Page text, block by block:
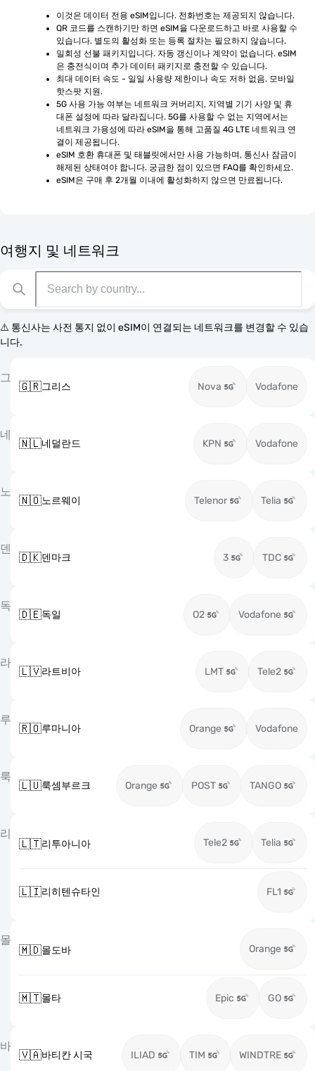
이것은 데이터 전용 eSIM입니다. 전화번호는 제공되지 않습니다.
QR 코드를 스캔하기만 하면 eSIM을 다운로드하고 바로 사용할 수
있습니다. 별도의 활성화 또는 등록 절차는 필요하지 않습니다.
일회성 선불 패키지입니다. 자동 갱신이나 계약이 없습니다. eSIM
은 충전식이며 추가 데이터 패키지로 충전할 수 있습니다.
최대 데이터 속도 - 일일 사용량 제한이나 속도 저하 없음. 모바일
핫스팟 지원.
5G 사용 가능 여부는 네트워크 커버리지, 지역별 기기 사양 및 휴
대폰 설정에 따라 달라집니다. 5G를 사용할 수 없는 지역에서는
네트워크 가용성에 따라 eSIM을 통해 고품질 4G LTE 네트워크 연
결이 제공됩니다.
eSIM 호환 휴대폰 및 태블릿에서만 사용 가능하며, 통신사 잠금이
해제된 상태여야 합니다. 궁금한 점이 있으면 FAQ를 확인하세요.
eSIM은 구매 후 2개월 이내에 활성화하지 않으면 만료됩니다.
여행지 및 네트워크
⚠️ 통신사는 사전 통지 없이 eSIM이 연결되는 네트워크를 변경할 수 있습
니다.
그
🇬🇷그리스 Nova Vodafone
네
🇳🇱네덜란드 KPN Vodafone
노
🇳🇴노르웨이 Telenor Telia
덴
🇩🇰덴마크 3 TDC
독
🇩🇪독일 O2 Vodafone
라
🇱🇻라트비아 LMT Tele2
루
🇷🇴루마니아 Orange Vodafone
룩
🇱🇺룩셈부르크 Orange POST TANGO
리
🇱🇹리투아니아 Tele2 Telia
🇱🇮리히텐슈타인 FL1
몰
🇲🇩몰도바 Orange
🇲🇹몰타 Epic GO
바
🇻🇦바티칸 시국 ILIAD TIM WINDTRE